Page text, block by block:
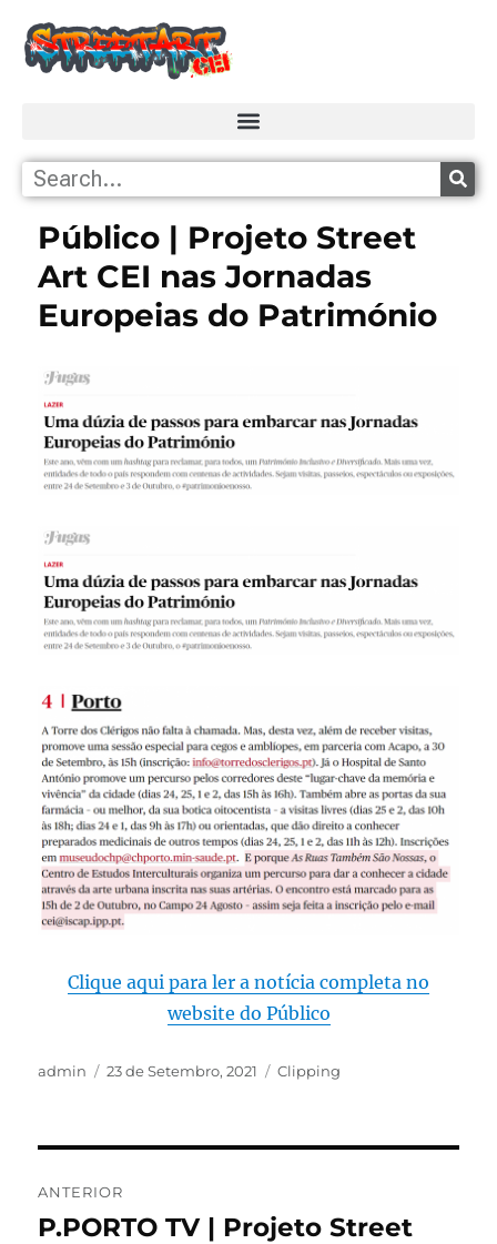
Público | Projeto Street
Art CEI nas Jornadas
Europeias do Património
Clique aqui para ler a notícia completa no
website do Público
admin 23 de Setembro, 2021 Clipping
ANTERIOR
P.PORTO TV | Projeto Street